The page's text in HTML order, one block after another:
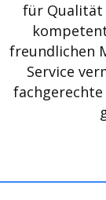
für Qualität
freundlichen
Service